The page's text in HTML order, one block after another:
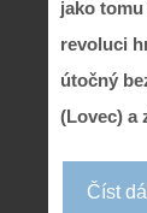
jako
revoluci
útočný
(Lovec) a
Číst